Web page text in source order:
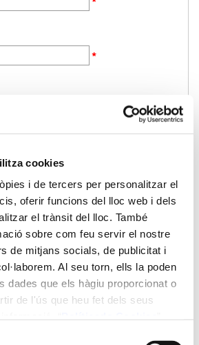
cookies
i de tercers per personalitzar el
oferir funcions del lloc web i dels
el trànsit del lloc. També
sobre com feu servir el nostre
de mitjans socials, de publicitat i
Al seu torn, ells la poden
dades que els hàgiu proporcionat o
de l'ús que heu fet dels seus